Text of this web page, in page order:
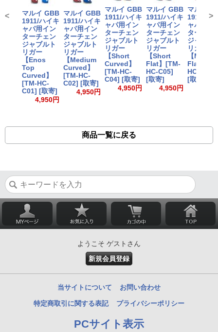
マルイ GBB
1911/ハイキ
ャパ用イン
ターチェン
ジャブルト
リガー
【Enos
Top
Curved】
[TM-HC-
C01] [取寄]
4,950円
マルイ GBB
1911/ハイキ
ャパ用イン
ターチェン
ジャブルト
リガー
【Medium
Curved】
[TM-HC-
C02] [取寄]
4,950円
マルイ GBB
1911/ハイキ
ャパ用イン
ターチェン
ジャブルト
リガー
【Short
Curved】
[TM-HC-
C04] [取寄]
4,950円
マルイ GBB
1911/ハイキ
ャパ用イン
ターチェン
ジャブルト
リガー
【Short
Flat】[TM-
HC-C05]
[取寄]
4,950円
マルイ
1911/ハ
ャパ用イ
ターチェ
ジャブル
リガー
【
Flat】
HC-C06]
[取寄]
< >
商品一覧に戻る
ようこそ ゲストさん
新規会員登録
当サイトについて お問い合わせ
特定商取引に関する表記 プライバシーポリシー
PCサイト表示